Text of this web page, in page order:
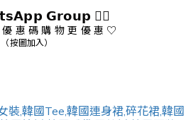
𝗚𝗿𝗼𝘂𝗽 👇🏻
優 惠 碼 購 物 更 優 惠 ♡
（按圖加入）